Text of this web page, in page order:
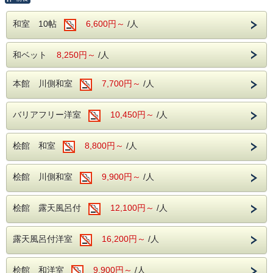
：温泉大浴場は24時間（清掃時間は除く） 露天風呂は朝
：駐車場は無料です
＜お子様＞
1歳から3歳：入館利用料 2200円（朝食付 寝具なし）
和室 10帖 6,600円～ /人
和ベット 8,250円～ /人
本館 川側和室 7,700円～ /人
バリアフリー洋室 10,450円～ /人
桧館 和室 8,800円～ /人
桧館 川側和室 9,900円～ /人
桧館 露天風呂付 12,100円～ /人
露天風呂付洋室 16,200円～ /人
桧館 和洋室 9,900円～ /人